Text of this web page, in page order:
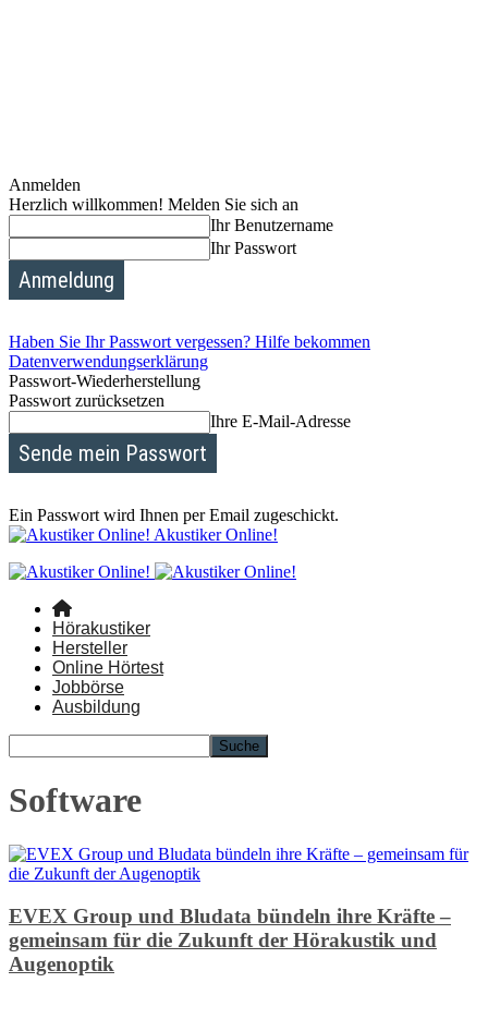
Anmelden
Herzlich willkommen! Melden Sie sich an
Ihr Benutzername
Ihr Passwort
Haben Sie Ihr Passwort vergessen? Hilfe bekommen
Datenverwendungserklärung
Passwort-Wiederherstellung
Passwort zurücksetzen
Ihre E-Mail-Adresse
Ein Passwort wird Ihnen per Email zugeschickt.
Akustiker Online!
Hörakustiker
Hersteller
Online Hörtest
Jobbörse
Ausbildung
Software
EVEX Group und Bludata bündeln ihre Kräfte –
gemeinsam für die Zukunft der Hörakustik und
Augenoptik